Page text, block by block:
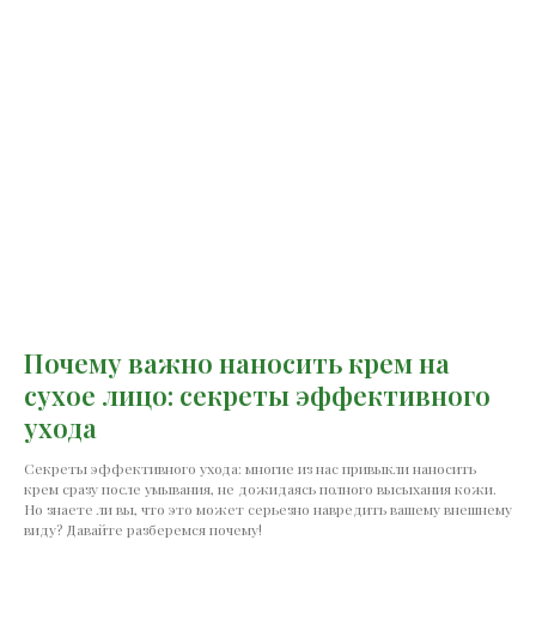
Почему важно наносить крем на
сухое лицо: секреты эффективного
ухода
Секреты эффективного ухода: многие из нас привыкли наносить
крем сразу после умывания, не дожидаясь полного высыхания кожи.
Но знаете ли вы, что это может серьезно навредить вашему внешнему
виду? Давайте разберемся почему!